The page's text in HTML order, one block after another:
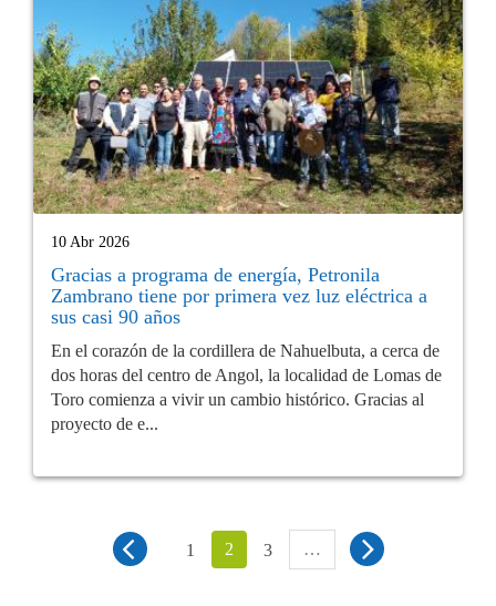
10 Abr 2026
Gracias a programa de energía, Petronila
Zambrano tiene por primera vez luz eléctrica a
sus casi 90 años
En el corazón de la cordillera de Nahuelbuta, a cerca de
dos horas del centro de Angol, la localidad de Lomas de
Toro comienza a vivir un cambio histórico. Gracias al
proyecto de e...
1 2 3 …